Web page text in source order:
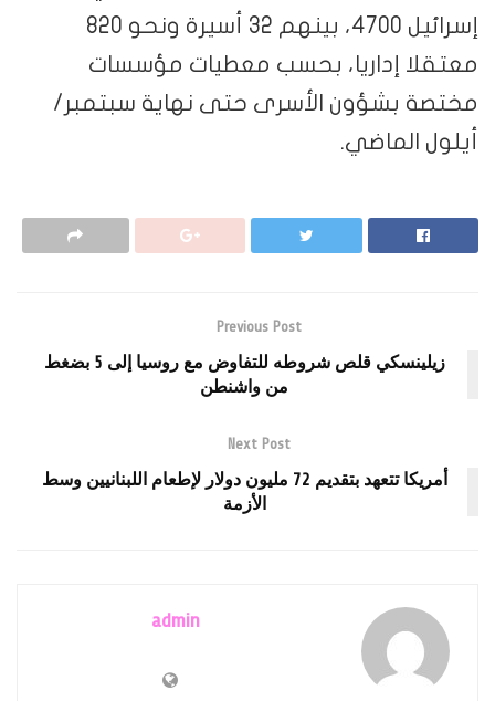
إسرائيل 4700، بينهم 32 أسيرة ونحو 820
معتقلا إداريا، بحسب معطيات مؤسسات
مختصة بشؤون الأسرى حتى نهاية سبتمبر/
أيلول الماضي.
Previous Post
زيلينسكي قلص شروطه للتفاوض مع روسيا إلى 5 بضغط
من واشنطن
Next Post
أمريكا تتعهد بتقديم 72 مليون دولار لإطعام اللبنانيين وسط
الأزمة
admin